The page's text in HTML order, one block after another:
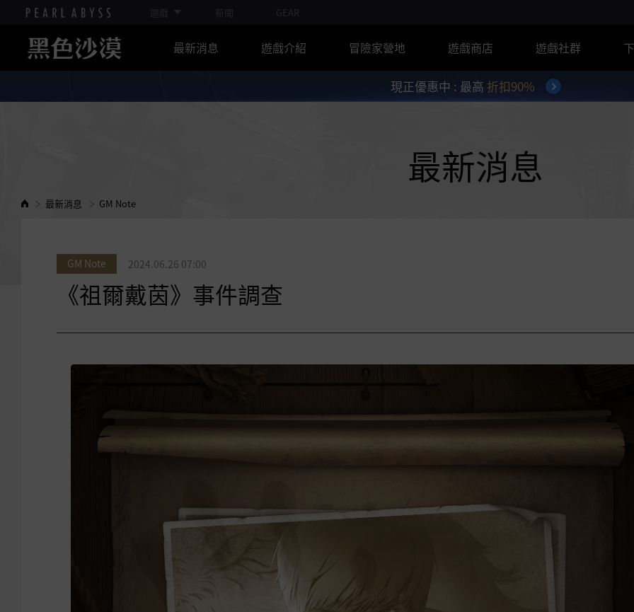
遊戲 新聞 GEAR
最新消息 遊戲介紹 冒險家營地 遊戲商店 遊戲社群
現正優惠中 : 最高 折扣90%
最新消息
最新消息 GM Note
GM Note 2024.06.26 07:00
《祖爾戴茵》事件調查